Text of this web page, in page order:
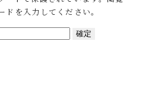
を入力してください。